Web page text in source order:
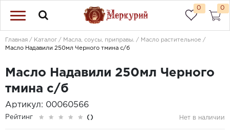
0 0
Главная Каталог Масла, соусы, приправы.
Масло растительное
Масло Надавили 250мл Черного тмина с/б
Масло Надавили 250мл Черного
тмина с/б
Артикул: 00060566
Рейтинг () Нет в наличии